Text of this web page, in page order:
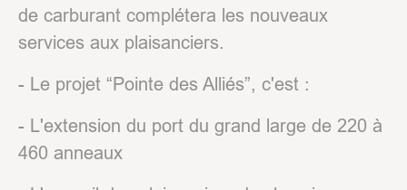
de carburant complétera les nouveaux
services aux plaisanciers.
- Le projet “Pointe des Alliés”, c'est :
- L'extension du port du grand large de 220 à
460 anneaux